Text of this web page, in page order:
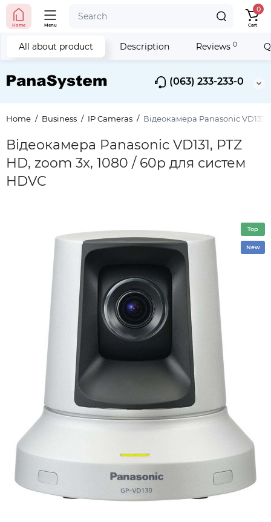
(063) 233-233-0
Home Menu
0
Cart
Home Business IP Cameras Відеокамера Panasonic VD131,
Відеокамера Panasonic VD131, PTZ
HD, zoom 3x, 1080 / 60p для систем
HDVC
All about product Description Reviews 0
Top
New